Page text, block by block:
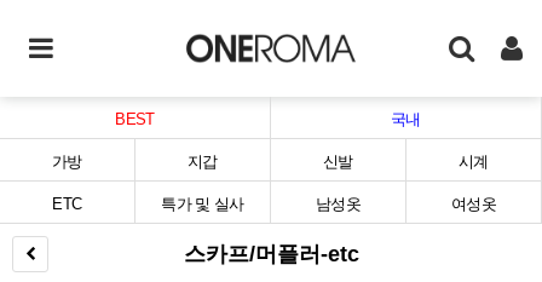
BEST 국내
가방 지갑 신발 시계
ETC 특가 및 실사 남성옷 여성옷
스카프/머플러-etc